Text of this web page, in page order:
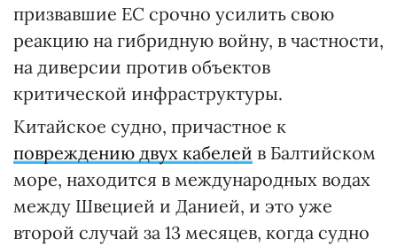
призвавшие ЕС срочно усилить свою
реакцию на гибридную войну, в частности,
на диверсии против объектов
критической инфраструктуры.
Китайское судно, причастное к
повреждению двух кабелей в Балтийском
море, находится в международных водах
между Швецией и Данией, и это уже
второй случай за 13 месяцев, когда судно